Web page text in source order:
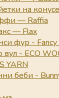
на конусе
— Raffia
— Flax
фур - Fancy
вул - ECO
YARN
беби -